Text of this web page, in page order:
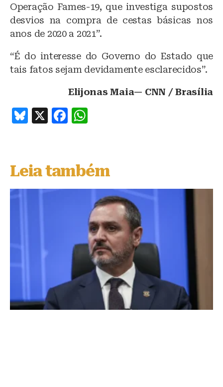
Operação Fames-19, que investiga supostos
desvios na compra de cestas básicas nos
anos de 2020 a 2021”.
“É do interesse do Governo do Estado que
tais fatos sejam devidamente esclarecidos”.
Elijonas Maia— CNN / Brasília
B
s
k
y
X
F
e
b
o
s
A
p
p
Leia também